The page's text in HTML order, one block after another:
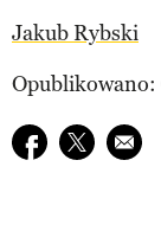
Jakub Rybski
Opublikowano:
Udostępnij na
E-